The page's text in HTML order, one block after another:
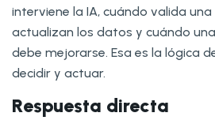
interviene la IA, cuándo valida
actualizan los datos y cuándo
debe mejorarse. Esa es la lógica
decidir y actuar.
Respuesta directa